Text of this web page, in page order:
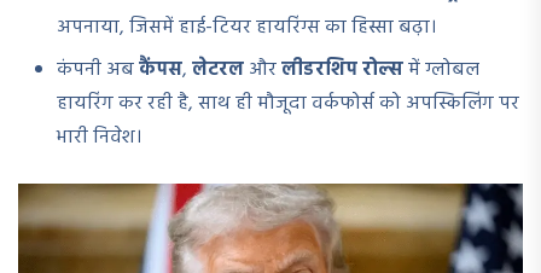
अपनाया, जिसमें हाई-टियर हायरिंग्स का हिस्सा बढ़ा।
कंपनी अबकैंपस,लेटरलऔरलीडरशिप रोल्समें ग्लोबल
हायरिंग कर रही है, साथ ही मौजूदा वर्कफोर्स को अपस्किलिंग पर
भारी निवेश।